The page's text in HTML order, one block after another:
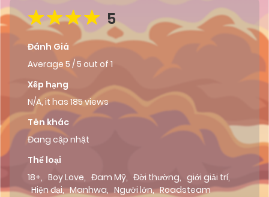
5
Đánh Giá
Average 5 /5 out of 1
Xếp hạng
N/A, it has 185 views
Tên khác
Đang cập nhật
Thể loại
18+, Boy Love, Đam Mỹ, Đời thường, giới giải trí,
Hiện đại, Manhwa, Người lớn, Roadsteam